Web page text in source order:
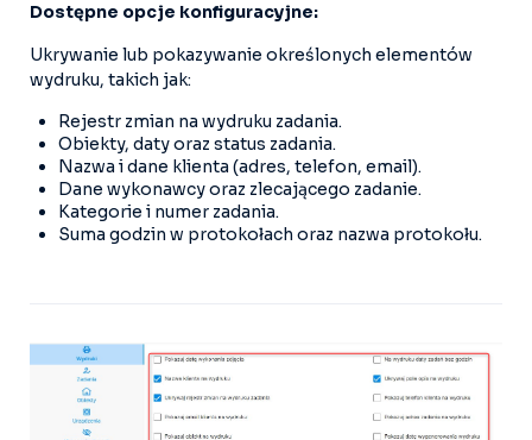
Dostępne opcje konfiguracyjne:
Ukrywanie lub pokazywanie określonych elementów
wydruku, takich jak:
Rejestr zmian na wydruku zadania.
Obiekty, daty oraz status zadania.
Nazwa i dane klienta (adres, telefon, email).
Dane wykonawcy oraz zlecającego zadanie.
Kategorie i numer zadania.
Suma godzin w protokołach oraz nazwa protokołu.